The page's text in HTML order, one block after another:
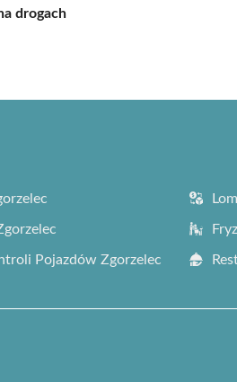
drogach
Pojazdów Zgorzelec